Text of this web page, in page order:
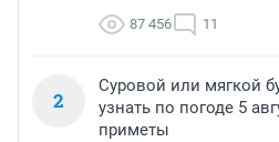
87 456 11
2
Суровой или мягкой
узнать по погоде 5
приметы